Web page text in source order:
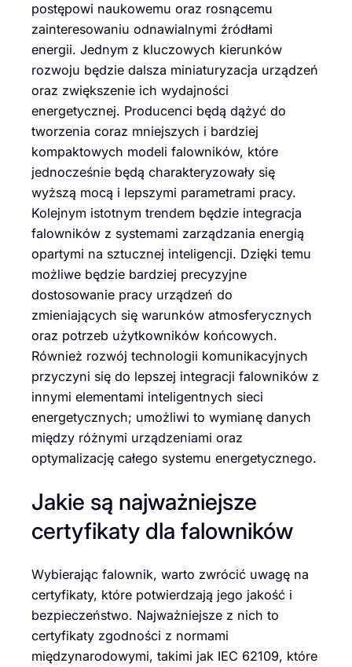
postępowi naukowemu oraz rosnącemu
zainteresowaniu odnawialnymi źródłami
energii. Jednym z kluczowych kierunków
rozwoju będzie dalsza miniaturyzacja urządzeń
oraz zwiększenie ich wydajności
energetycznej. Producenci będą dążyć do
tworzenia coraz mniejszych i bardziej
kompaktowych modeli falowników, które
jednocześnie będą charakteryzowały się
wyższą mocą i lepszymi parametrami pracy.
Kolejnym istotnym trendem będzie integracja
falowników z systemami zarządzania energią
opartymi na sztucznej inteligencji. Dzięki temu
możliwe będzie bardziej precyzyjne
dostosowanie pracy urządzeń do
zmieniających się warunków atmosferycznych
oraz potrzeb użytkowników końcowych.
Również rozwój technologii komunikacyjnych
przyczyni się do lepszej integracji falowników z
innymi elementami inteligentnych sieci
energetycznych; umożliwi to wymianę danych
między różnymi urządzeniami oraz
optymalizację całego systemu energetycznego.
Jakie są najważniejsze
certyfikaty dla falowników
Wybierając falownik, warto zwrócić uwagę na
certyfikaty, które potwierdzają jego jakość i
bezpieczeństwo. Najważniejsze z nich to
certyfikaty zgodności z normami
międzynarodowymi, takimi jak IEC 62109, które